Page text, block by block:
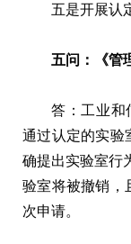
五是开展认
五问：《管
答：工业和
通过认定的实验
确提出实验室行
验室将被撤销，
次申请。